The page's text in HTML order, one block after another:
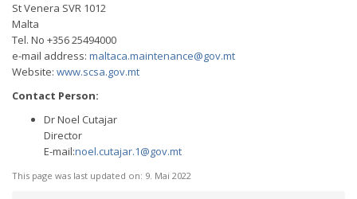
St Venera SVR 1012
Malta
Tel. No +356 25494000
e-mail address: maltaca.maintenance@gov.mt
Website: www.scsa.gov.mt
Contact Person:
Dr Noel Cutajar
Director
E-mail:noel.cutajar.1@gov.mt
This page was last updated on: 9. Mai 2022